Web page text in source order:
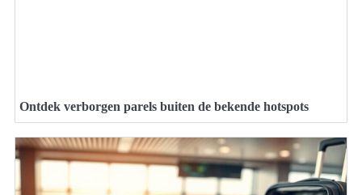
Ontdek verborgen parels buiten de bekende hotspots